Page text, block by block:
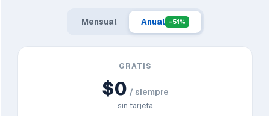
Mensual Anual -51%
GRATIS
$0 / siempre
sin tarjeta